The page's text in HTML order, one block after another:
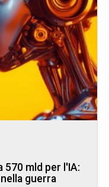
570 mld per l'IA:
guerra